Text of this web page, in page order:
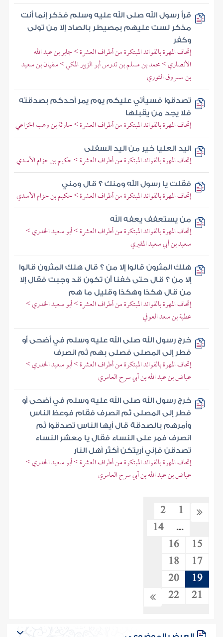
قرأ رسول الله صلى الله عليه وسلم فذكر إنما أنت
مذكر لست عليهم بمصيطر بالصاد إلا من تولى
وكفر
إتحاف المهرة بالفوائد المبتكرة من أطراف العشرة > جابر بن عبد الله
الأنصاري > محمد بن مسلم بن تدرس أبو الزبير المكي > سفيان بن سعيد
بن مسروق الثوري
تصدقوا فسيأتي عليكم يوم يمر أحدكم بصدقته
فلا يجد من يقبلها
إتحاف المهرة بالفوائد المبتكرة من أطراف العشرة > حارثة بن وهب الخزاعي
اليد العليا خير من اليد السفلى
إتحاف المهرة بالفوائد المبتكرة من أطراف العشرة > حكيم بن حزام الأسدي
فقلت يا رسول الله ومنك ؟ قال ومني
إتحاف المهرة بالفوائد المبتكرة من أطراف العشرة > حكيم بن حزام الأسدي
من يستعفف يعفه الله
إتحاف المهرة بالفوائد المبتكرة من أطراف العشرة > أبو سعيد الخدري >
سعيد بن أبي سعيد المقبري
هلك المثرون قالوا إلا من ؟ قال هلك المثرون قالوا
إلا من ؟ قال حتى خفنا أن تكون قد وجبت فقال إلا
من قال هكذا وهكذا وقليل ما هم
إتحاف المهرة بالفوائد المبتكرة من أطراف العشرة > أبو سعيد الخدري >
عطية بن سعد العوفي
خرج رسول الله صلى الله عليه وسلم في أضحى أو
فطر إلى المصلى فصلى بهم ثم انصرف
إتحاف المهرة بالفوائد المبتكرة من أطراف العشرة > أبو سعيد الخدري >
عياض بن عبد الله بن أبي سرح العامري
خرج رسول الله صلى الله عليه وسلم في أضحى أو
فطر إلى المصلى ثم انصرف فقام فوعظ الناس
وأمرهم بالصدقة قال أيها الناس تصدقوا ثم
انصرف فمر على النساء فقال يا معشر النساء
تصدقن فإني أريتكن أكثر أهل النار
إتحاف المهرة بالفوائد المبتكرة من أطراف العشرة > أبو سعيد الخدري >
عياض بن عبد الله بن أبي سرح العامري
1
2
...
14
15
16
17
18
19
20
21
22